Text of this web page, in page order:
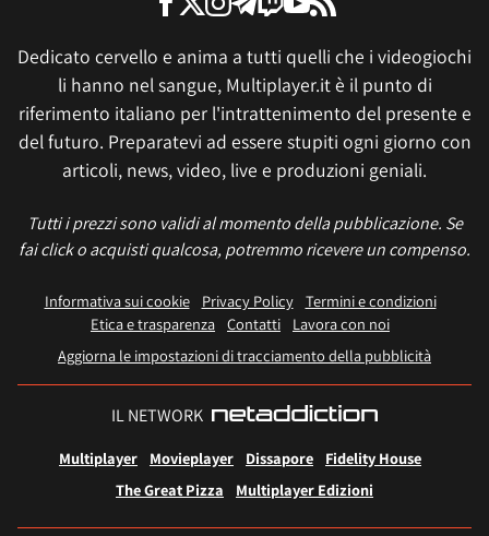
Dedicato cervello e anima a tutti quelli che i videogiochi
li hanno nel sangue, Multiplayer.it è il punto di
riferimento italiano per l'intrattenimento del presente e
del futuro. Preparatevi ad essere stupiti ogni giorno con
articoli, news, video, live e produzioni geniali.
Tutti i prezzi sono validi al momento della pubblicazione. Se
fai click o acquisti qualcosa, potremmo ricevere un compenso.
Informativa sui cookie Privacy Policy
Termini e condizioni
Etica e trasparenza Contatti
Lavora con noi
Aggiorna le impostazioni di tracciamento della pubblicità
IL NETWORK
Multiplayer Movieplayer Dissapore
Fidelity House
The Great Pizza
Multiplayer Edizioni